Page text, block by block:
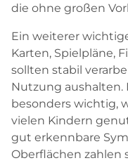
die ohne großen
Ein weiterer
Karten, Spielpläne,
sollten stabil
Nutzung aushalten.
besonders wichtig,
vielen Kindern
gut erkennbare
Oberflächen zahlen